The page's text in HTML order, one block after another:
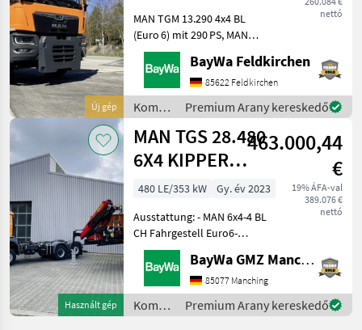
Új gép
nettó
MAN TGM 13.290 4x4 BL
(Euro 6) mit 290 PS, MAN
TipMatic und
zuschaltbarem Allrad.
Hochwertiger Ressenig 3-
Seitenkipper mit
vollhydraulischem
Wechselsystem sowie leis
BayWa Feldkirchen
85622 Feldkirchen
Kommunális
gépek /
MAN
Premium Arany kereskedő
Használt gép
MAN TGS 28.480
6X4 KIPPER
KRAN
463.000,44
€
19% ÁFA-val
389.076 €
nettó
480 LE/353 kW
Gy. év 2023
Ausstattung: - MAN 6x4-4 BL
CH Fahrgestell Euro6-
Radstand 3.600mm -
Fahrerhaus NN- Motor MAN
D2676 - Allrad Vorderachse-
3. Achse Lenk-Liftachse -
Winterdienstbeleu
BayWa GMZ Manching
85077 Manching
Kommunális
gépek /
Premium Arany kereskedő